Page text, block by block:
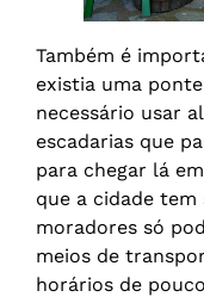
Também é
existia uma
necessário usar
escadarias que
para chegar lá
que a cidade
moradores só
meios de
horários de